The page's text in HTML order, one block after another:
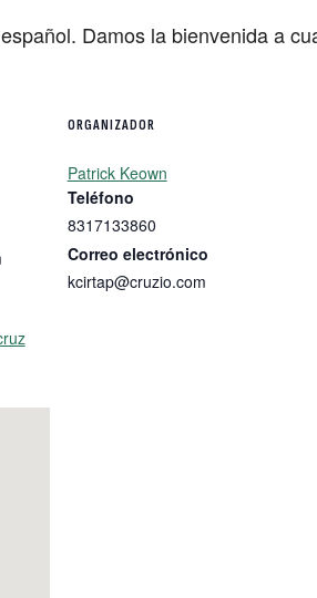
Damos la bienvenida a
ORGANIZADOR
Patrick Keown
Teléfono
8317133860
Correo electrónico
kcirtap@cruzio.com